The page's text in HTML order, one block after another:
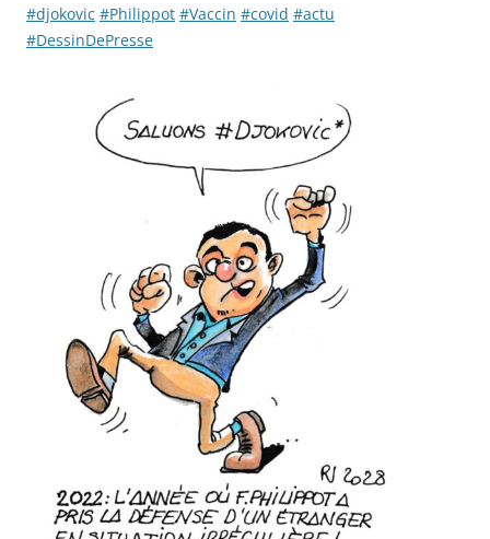
#djokovic #Philippot #Vaccin #covid #actu
#DessinDePresse